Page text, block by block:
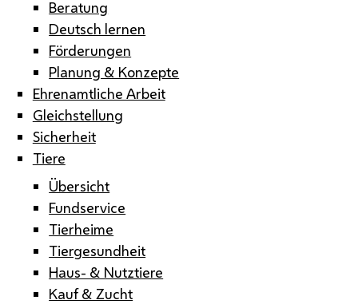
Beratung
Deutsch lernen
Förderungen
Planung & Konzepte
Ehrenamtliche Arbeit
Gleichstellung
Sicherheit
Tiere
Übersicht
Fundservice
Tierheime
Tiergesundheit
Haus- & Nutztiere
Kauf & Zucht